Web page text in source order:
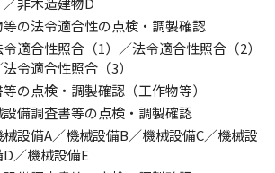
等の法令適合性の点検・調製確認
令適合性照合（1）／法令適合性照合（2）
法令適合性照合（3）
の点検・調製確認（工作物等）
設備調査書等の点検・調製確認
械設備A／機械設備B／機械設備C／機械設
D／機械設備E